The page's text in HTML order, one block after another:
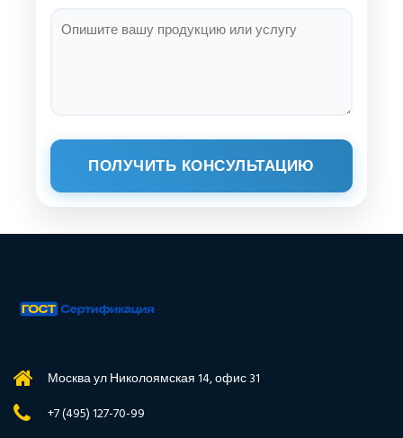
ПОЛУЧИТЬ КОНСУЛЬТАЦИЮ
Москва ул Николоямская 14, офис 31
+7 (495) 127-70-99